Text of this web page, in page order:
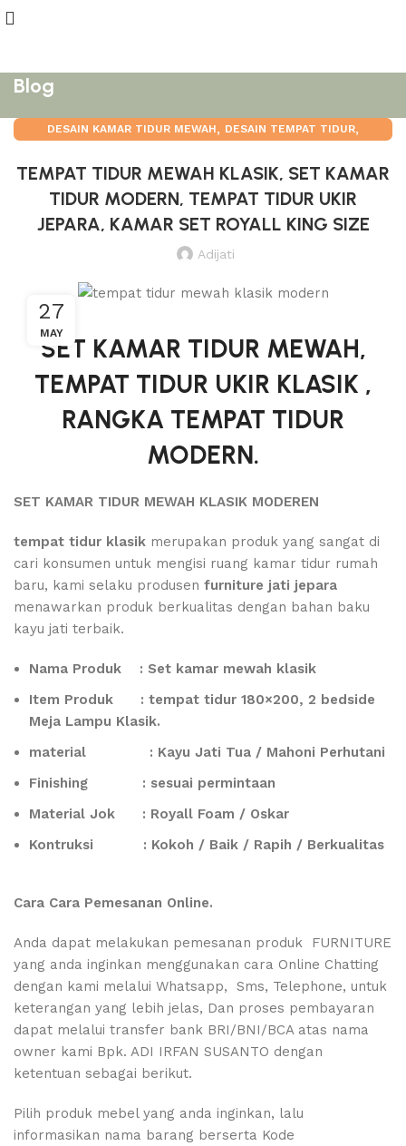
Blog
DESAIN KAMAR TIDUR MEWAH, DESAIN TEMPAT TIDUR,
TEMPAT TIDUR MEWAH KLASIK, SET KAMAR
TIDUR MODERN, TEMPAT TIDUR UKIR
JEPARA, KAMAR SET ROYALL KING SIZE
Adijati
27
MAY
SET KAMAR TIDUR MEWAH,
TEMPAT TIDUR UKIR KLASIK ,
RANGKA TEMPAT TIDUR
MODERN.
SET KAMAR TIDUR MEWAH KLASIK MODEREN
tempat tidur klasik merupakan produk yang sangat di
cari konsumen untuk mengisi ruang kamar tidur rumah
baru, kami selaku produsen furniture jati jepara
menawarkan produk berkualitas dengan bahan baku
kayu jati terbaik.
Nama Produk : Set kamar mewah klasik
Item Produk : tempat tidur 180×200, 2 bedside
Meja Lampu Klasik.
material : Kayu Jati Tua / Mahoni Perhutani
Finishing : sesuai permintaan
Material Jok : Royall Foam / Oskar
Kontruksi : Kokoh / Baik / Rapih / Berkualitas
Cara Cara Pemesanan Online.
Anda dapat melakukan pemesanan produk FURNITURE
yang anda inginkan menggunakan cara Online Chatting
dengan kami melalui Whatsapp, Sms, Telephone, untuk
keterangan yang lebih jelas, Dan proses pembayaran
dapat melalui transfer bank BRI/BNI/BCA atas nama
owner kami Bpk. ADI IRFAN SUSANTO dengan
ketentuan sebagai berikut.
Pilih produk mebel yang anda inginkan, lalu
informasikan nama barang berserta Kode